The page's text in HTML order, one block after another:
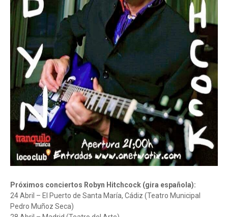
Próximos conciertos Robyn Hitchcock (gira española):
24 Abril – El Puerto de Santa María, Cádiz (Teatro Municipal
Pedro Muñoz Seca)